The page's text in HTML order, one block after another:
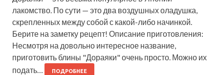
лакомство. По сути — это два воздушных оладушка,
скрепленных между собой с какой-либо начинкой.
Берите на заметку рецепт! Описание приготовления:
Несмотря на довольно интересное название,
приготовить блины "Дораяки" очень просто. Можно их
подать…
ПОДРОБНЕЕ